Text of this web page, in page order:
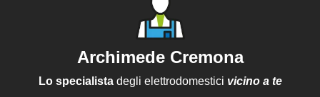
Archimede Cremona
Lo specialistadegli elettrodomestici vicino a te